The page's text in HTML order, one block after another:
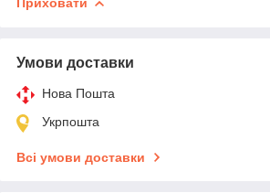
Умови доставки
Нова Пошта
Укрпошта
Всі умови доставки